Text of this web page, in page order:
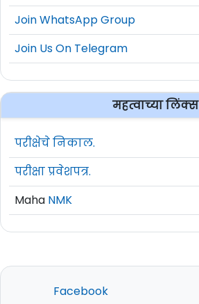
Join WhatsApp Group
Join Us On Telegram
महत्वाच्या लिंक्स
परीक्षेचे निकाल.
परीक्षा प्रवेशपत्र.
Maha NMK
Facebook